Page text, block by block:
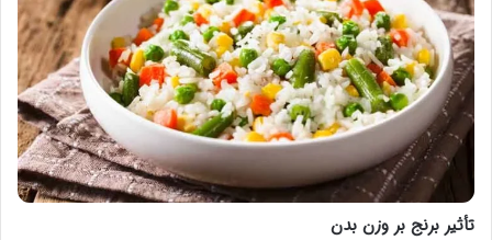
تأثیر برنج بر وزن بدن